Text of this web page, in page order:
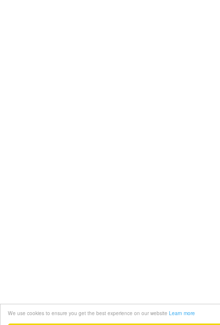
We use cookies to ensure you get the best experience on our website Learn more